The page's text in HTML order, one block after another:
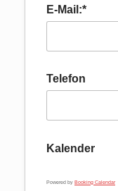
E-Mail:*
Telefon
Kalender
Powered by Booking Calendar